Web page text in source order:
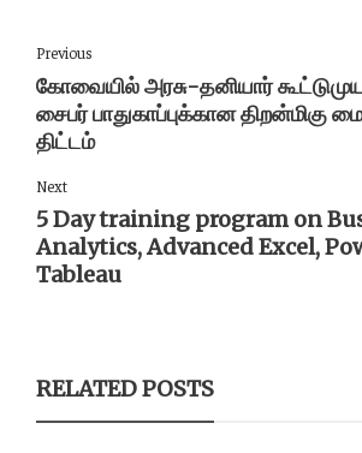
Previous
கோவையில் அரசு-தனியார்
சைபர் பாதுகாப்புக்கான திறன்மிகு
திட்டம்
Next
5 Day training program on
Analytics, Advanced Excel,
Tableau
RELATED POSTS